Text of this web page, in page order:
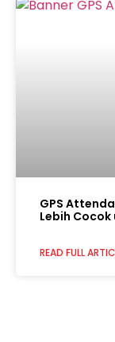
GPS
Lebih
READ FULL